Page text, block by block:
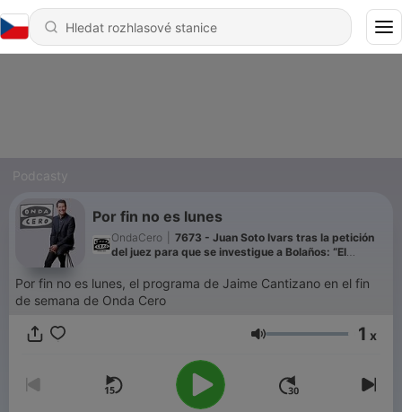
Podcasty
Por fin no es lunes
OndaCero
7673 - Juan Soto Ivars tras la petición
del juez para que se investigue a Bolaños: “El
Por fin no es lunes, el programa de Jaime Cantizano en el fin
de semana de Onda Cero
Hlasitost 1 x